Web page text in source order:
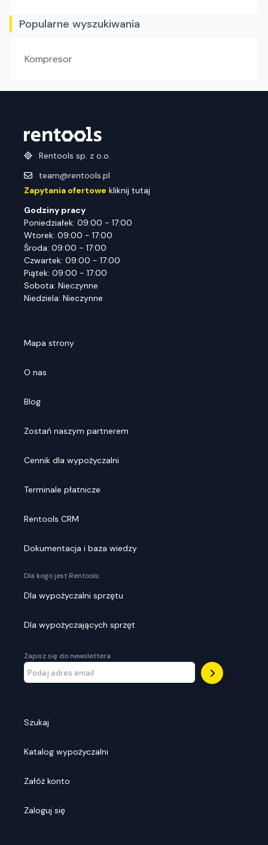
Popularne wyszukiwania
Kompresor
Rentools sp. z o.o.
team@rentools.pl
Zapytania ofertowe kliknij tutaj
Godziny pracy
Poniedziałek: 09:00 - 17:00
Wtorek: 09:00 - 17:00
Środa: 09:00 - 17:00
Czwartek: 09:00 - 17:00
Piątek: 09:00 - 17:00
Sobota: Nieczynne
Niedziela: Nieczynne
Mapa strony
O nas
Blog
Zostań naszym partnerem
Cennik dla wypożyczalni
Terminale płatnicze
Rentools CRM
Dokumentacja i baza wiedzy
Dla kogo jest Rentools:
Dla wypożyczalni sprzętu
Dla wypożyczających sprzęt
Zapisz się do newslettera
Szukaj
Katalog wypożyczalni
Załóż konto
Zaloguj się